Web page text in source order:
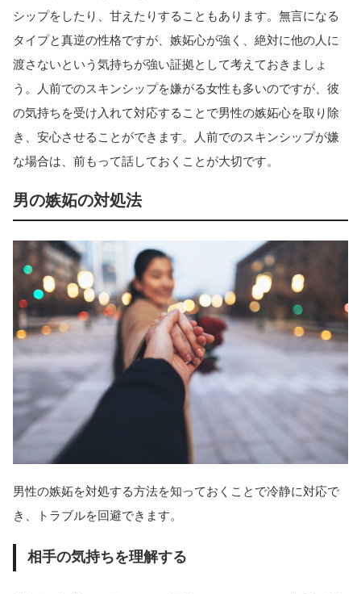
シップをしたり、甘えたりすることもあります。無言になる
タイプと真逆の性格ですが、嫉妬心が強く、絶対に他の人に
渡さないという気持ちが強い証拠として考えておきましょ
う。人前でのスキンシップを嫌がる女性も多いのですが、彼
の気持ちを受け入れて対応することで男性の嫉妬心を取り除
き、安心させることができます。人前でのスキンシップが嫌
な場合は、前もって話しておくことが大切です。
男の嫉妬の対処法
男性の嫉妬を対処する方法を知っておくことで冷静に対応で
き、トラブルを回避できます。
相手の気持ちを理解する